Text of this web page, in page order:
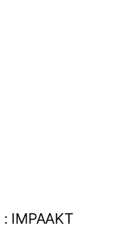
: IMPAAKT